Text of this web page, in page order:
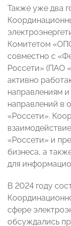
Также уже два
Комитетом
совместно с
Россети» (ПАО
активно
направлениям
направлений в
«Россети».
«Россети» и
бизнеса, а
для
В 2024 году
сфере
обсуждались